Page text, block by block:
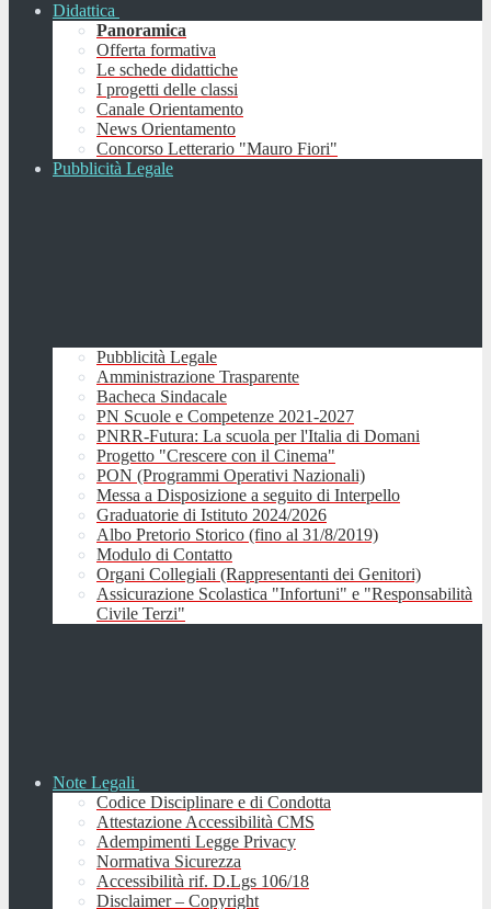
Didattica
Panoramica
Offerta formativa
Le schede didattiche
I progetti delle classi
Canale Orientamento
News Orientamento
Concorso Letterario "Mauro Fiori"
Pubblicità Legale
Pubblicità Legale
Amministrazione Trasparente
Bacheca Sindacale
PN Scuole e Competenze 2021-2027
PNRR-Futura: La scuola per l'Italia di Domani
Progetto "Crescere con il Cinema"
PON (Programmi Operativi Nazionali)
Messa a Disposizione a seguito di Interpello
Graduatorie di Istituto 2024/2026
Albo Pretorio Storico (fino al 31/8/2019)
Modulo di Contatto
Organi Collegiali (Rappresentanti dei Genitori)
Assicurazione Scolastica "Infortuni" e "Responsabilità
Civile Terzi"
Note Legali
Codice Disciplinare e di Condotta
Attestazione Accessibilità CMS
Adempimenti Legge Privacy
Normativa Sicurezza
Accessibilità rif. D.Lgs 106/18
Disclaimer – Copyright